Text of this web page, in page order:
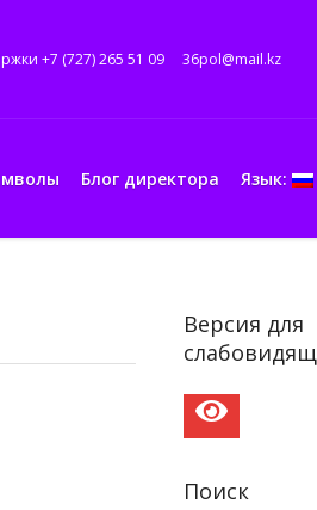
+7 (727) 265 51 09 36pol@mail.kz
Блог директора Язык:
Версия для
Поиск